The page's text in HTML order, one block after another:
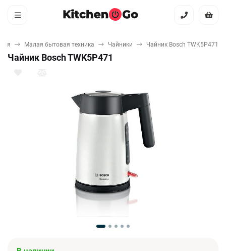
Малая бытовая техника Чайники Чайник Bosch TWK5P471
Чайник Bosch TWK5P471